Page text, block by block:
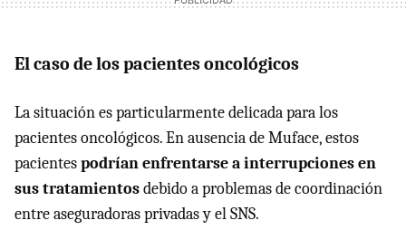
El caso de los pacientes oncológicos
La situación es particularmente delicada para los
pacientes oncológicos. En ausencia de Muface, estos
pacientespodrían enfrentarse a interrupciones en
sus tratamientosdebido a problemas de coordinación
entre aseguradoras privadas y el SNS.